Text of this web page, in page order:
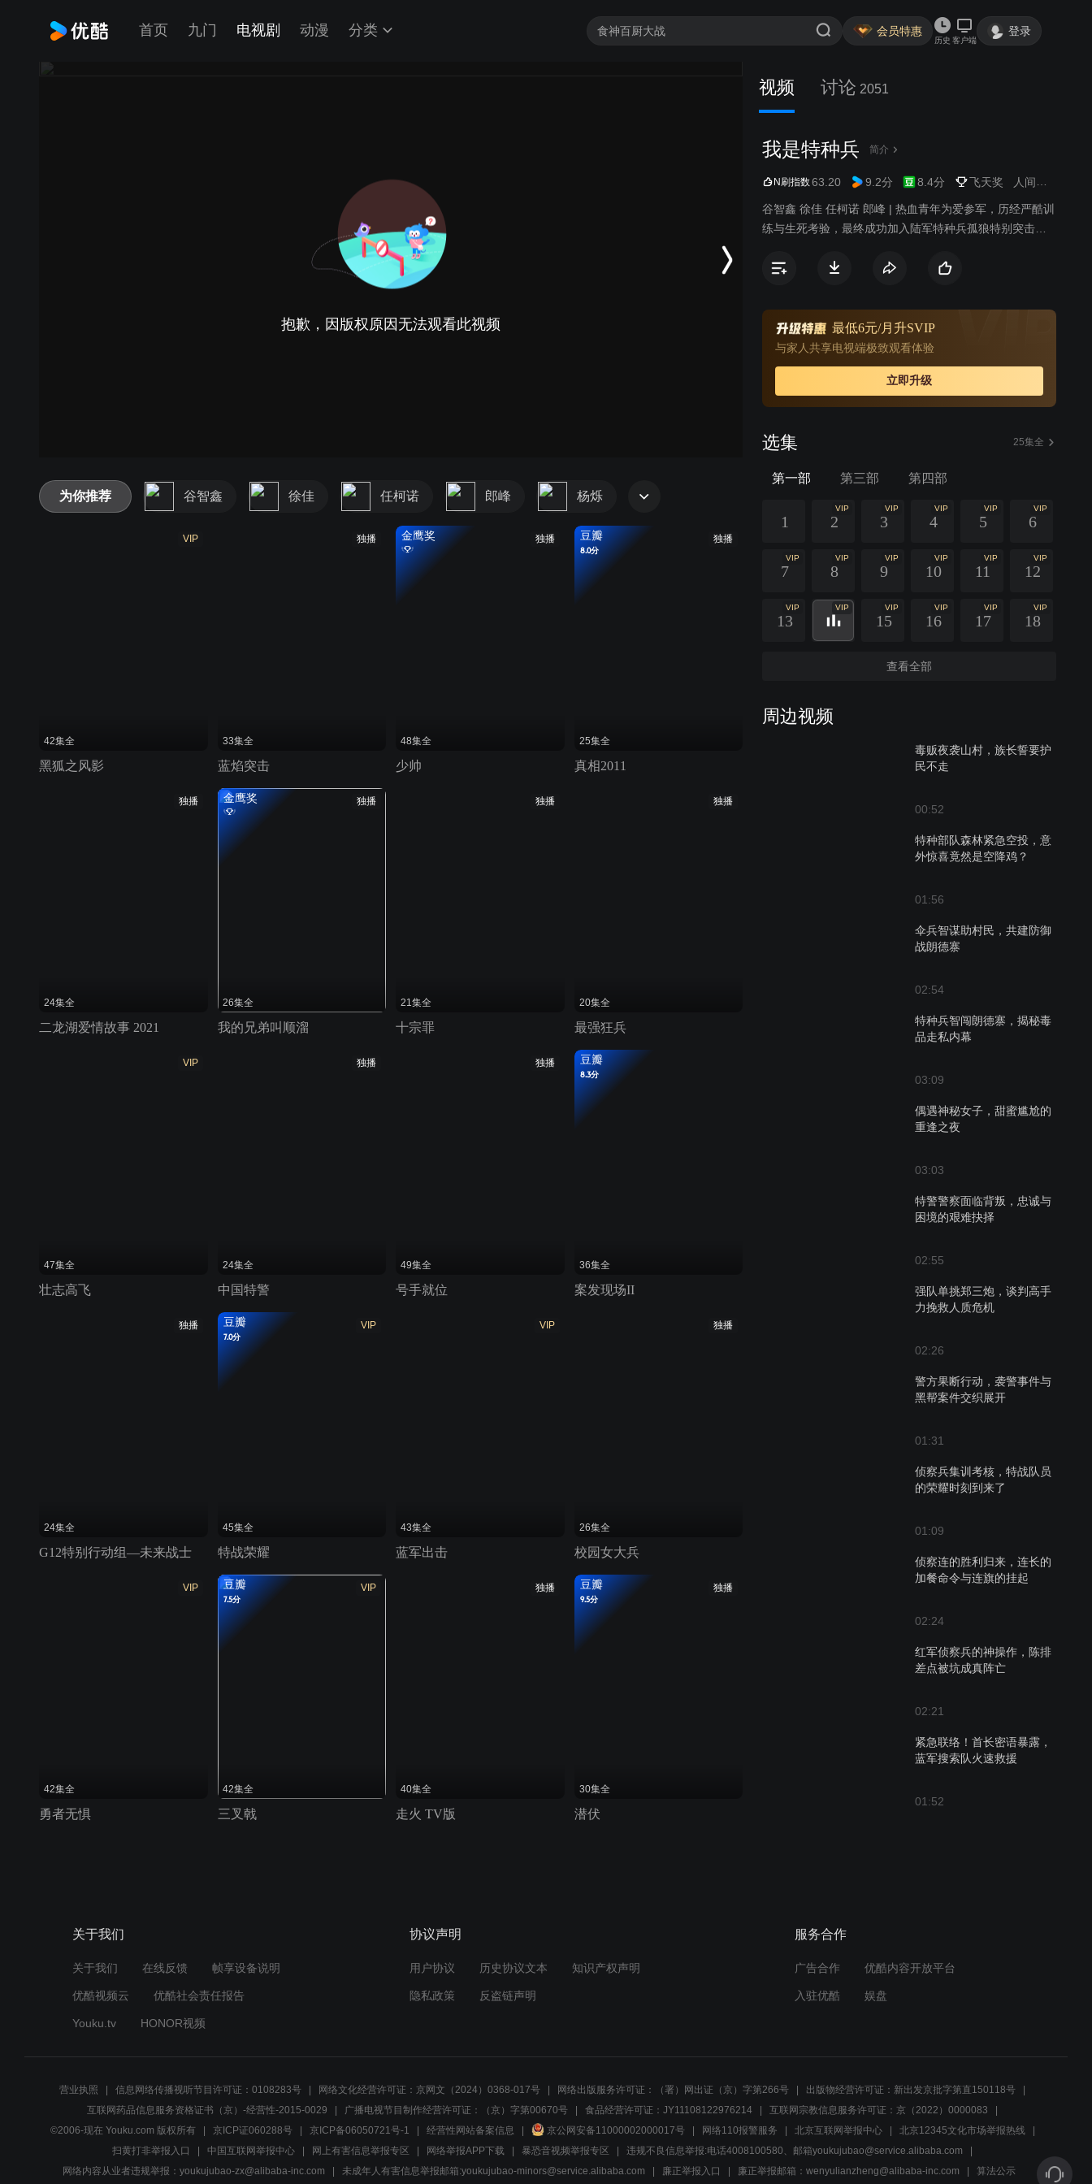
首页 九门 电视剧 动漫 分类 会员特惠
历史 客户端
登录
抱歉，因版权原因无法观看此视频
视频 讨论 2051
我是特种兵 简介
N刷指数63.20 9.2分 8.4分 飞天奖 人间宝酷
谷智鑫 徐佳 任柯诺 郎峰 | 热血青年为爱参军，历经严酷训
练与生死考验，最终成功加入陆军特种兵孤狼特别突击
最低6元/月升SVIP
与家人共享电视端极致观看体验
立即升级
选集 25集全
第一部 第三部 第四部
1
VIP
2
VIP
3
VIP
4
VIP
5
VIP
6
VIP
7
VIP
8
VIP
9
VIP
10
VIP
11
VIP
12
VIP
13
VIP VIP
15
VIP
16
VIP
17
VIP
18
查看全部
周边视频
毒贩夜袭山村，族长誓要护
民不走
00:52
特种部队森林紧急空投，意
外惊喜竟然是空降鸡？
01:56
伞兵智谋助村民，共建防御
战朗德寨
02:54
特种兵智闯朗德寨，揭秘毒
品走私内幕
03:09
偶遇神秘女子，甜蜜尴尬的
重逢之夜
03:03
特警警察面临背叛，忠诚与
困境的艰难抉择
02:55
强队单挑郑三炮，谈判高手
力挽救人质危机
02:26
警方果断行动，袭警事件与
黑帮案件交织展开
01:31
侦察兵集训考核，特战队员
的荣耀时刻到来了
01:09
侦察连的胜利归来，连长的
加餐命令与连旗的挂起
02:24
红军侦察兵的神操作，陈排
差点被坑成真阵亡
02:21
紧急联络！首长密语暴露，
蓝军搜索队火速救援
01:52
种部队紧急救援显真情
为你推荐 谷智鑫 徐佳 任柯诺 郎峰 杨烁
VIP
42集全
黑狐之风影
独播
33集全
蓝焰突击
独播
金鹰奖
48集全
少帅
独播
豆瓣
8.0分
25集全
真相2011
独播
24集全
二龙湖爱情故事 2021
独播
金鹰奖
26集全
我的兄弟叫顺溜
独播
21集全
十宗罪
独播
20集全
最强狂兵
VIP
47集全
壮志高飞
独播
24集全
中国特警
独播
49集全
号手就位
豆瓣
8.3分
36集全
案发现场II
独播
24集全
G12特别行动组—未来战士
VIP
豆瓣
7.0分
45集全
特战荣耀
VIP
43集全
蓝军出击
独播
26集全
校园女大兵
VIP
42集全
勇者无惧
VIP
豆瓣
7.5分
42集全
三叉戟
独播
40集全
走火 TV版
独播
豆瓣
9.5分
30集全
潜伏
关于我们
关于我们 在线反馈 帧享设备说明
优酷视频云 优酷社会责任报告
Youku.tv HONOR视频
协议声明
用户协议 历史协议文本 知识产权声明
隐私政策 反盗链声明
服务合作
广告合作 优酷内容开放平台
入驻优酷 娱盘
营业执照 信息网络传播视听节目许可证：0108283号 网络文化经营许可证：京网文（2024）0368-017号 网络出版服务许可证：（署）网出证（京）字第266号
出版物经营许可证：新出发京批字第直150118号
互联网药品信息服务资格证书（京）-经营性-2015-0029
广播电视节目制作经营许可证：（京）字第00670号 食品经营许可证：JY11108122976214
互联网宗教信息服务许可证：京（2022）0000083
©2006-现在 Youku.com 版权所有
京ICP证060288号 京ICP备06050721号-1 经营性网站备案信息 京公网安备11000002000017号 网络110报警服务 北京互联网举报中心
北京12345文化市场举报热线
扫黄打非举报入口
中国互联网举报中心 网上有害信息举报专区 网络举报APP下载 暴恐音视频举报专区
违规不良信息举报:电话4008100580、邮箱youkujubao@service.alibaba.com
网络内容从业者违规举报：youkujubao-zx@alibaba-inc.com
未成年人有害信息举报邮箱:youkujubao-minors@service.alibaba.com 廉正举报入口 廉正举报邮箱：wenyulianzheng@alibaba-inc.com 算法公示